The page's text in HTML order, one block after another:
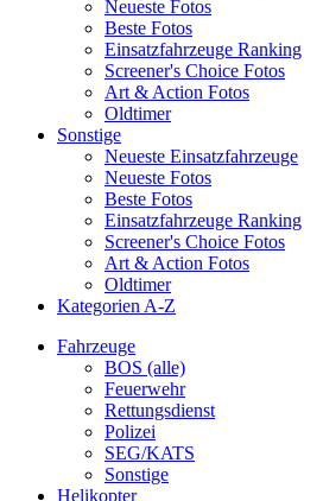
Neueste Fotos
Beste Fotos
Einsatzfahrzeuge Ranking
Screener's Choice Fotos
Art & Action Fotos
Oldtimer
Sonstige
Neueste Einsatzfahrzeuge
Neueste Fotos
Beste Fotos
Einsatzfahrzeuge Ranking
Screener's Choice Fotos
Art & Action Fotos
Oldtimer
Kategorien A-Z
Fahrzeuge
BOS (alle)
Feuerwehr
Rettungsdienst
Polizei
SEG/KATS
Sonstige
Helikopter